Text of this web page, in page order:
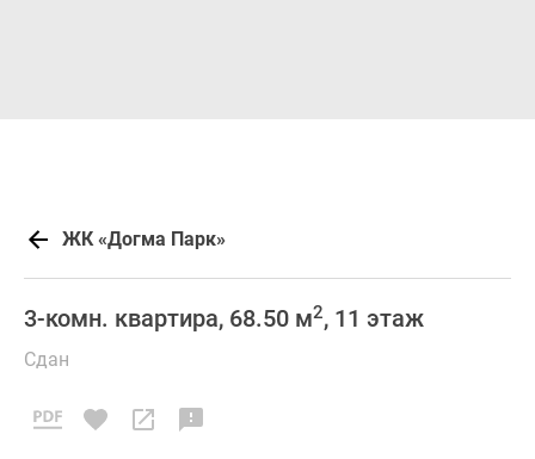
ЖК «Догма Парк»
3-комн. квартира, 68.50 м2, 11 этаж
Сдан